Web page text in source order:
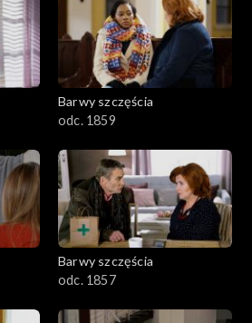
Barwy szczęścia
odc. 1859
Barwy szczęścia
odc. 1857